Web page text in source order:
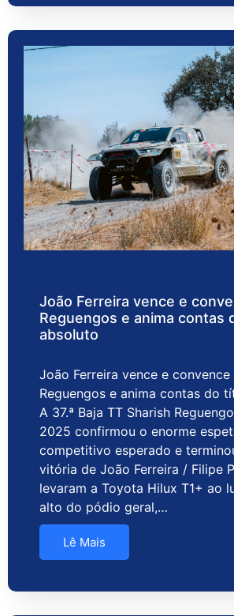
João Ferreira vence e
Reguengos e anima contas
absoluto
João Ferreira vence e convence
Reguengos e anima contas do
A 37.ª Baja TT Sharish
2025 confirmou o enorme
competitivo esperado e
vitória de João Ferreira / Filipe
levaram a Toyota Hilux T1+ ao
alto do pódio geral,…
Lê Mais